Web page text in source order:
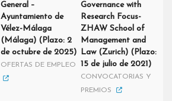
General –
Ayuntamiento de
Vélez-Málaga
(Málaga) (Plazo: 2
de octubre de 2025)
OFERTAS DE EMPLEO
Governance with
Research Focus-
ZHAW School of
Management and
Law (Zurich) (Plazo:
15 de julio de 2021)
CONVOCATORIAS Y
PREMIOS